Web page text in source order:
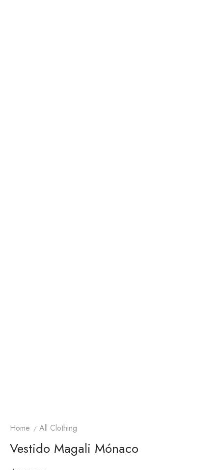
Home All Clothing
Vestido Magali Mónaco